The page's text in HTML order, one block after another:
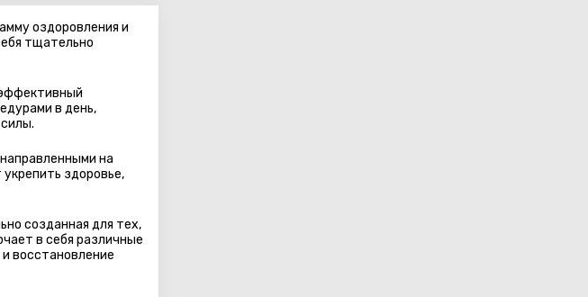
оздоровления и
тщательно
в день,
на
здоровье,
созданная для тех,
в себя различные
восстановление